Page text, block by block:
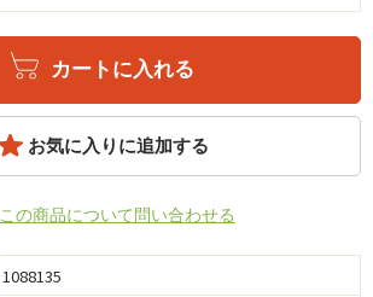
カートに入れる
お気に入りに追加する
この商品について問い合わせる
1088135